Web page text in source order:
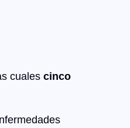
cuales cinco